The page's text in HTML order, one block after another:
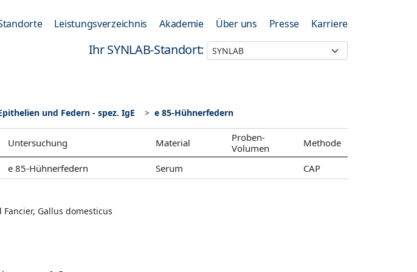
Leistungsverzeichnis Akademie Über uns Presse Karriere
Ihr SYNLAB-Standort:
und Federn - spez. IgE e 85-Hühnerfedern
Untersuchung Material
Proben-
Volumen
Methode
e 85-Hühnerfedern Serum CAP
Fancier, Gallus domesticus